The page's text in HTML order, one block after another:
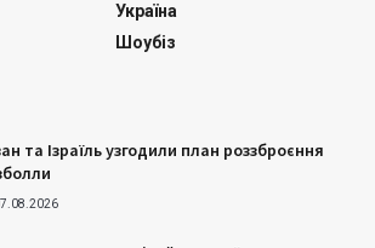
Україна
Шоубіз
та Ізраїль узгодили план роззброєння